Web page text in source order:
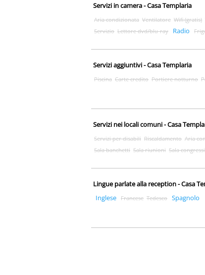
Servizi in camera - Casa Templaria
Aria condizionata Ventilatore Wifi (gratis)
Servizio Lettore dvd/blu-ray Radio
Servizi aggiuntivi - Casa Templaria
Piscina Carte credito Portiere notturno
Servizi nei locali comuni - Casa
Servizi per disabili Riscaldamento Aria
Sala banchetti Sala riunioni Sala congressi
Lingue parlate alla reception - Casa
Inglese Francese Tedesco Spagnolo